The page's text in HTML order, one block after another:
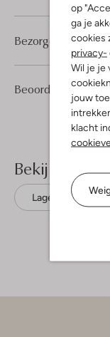
op
ga je
cookies
privacy-
Wil je je
jouw
klacht
Beoordelingen
Bezorgen &
Bekijk meer
Lage sneakers